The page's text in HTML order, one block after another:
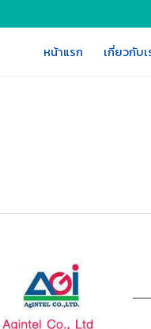
หน้าแรก เกี่ยวกับเ